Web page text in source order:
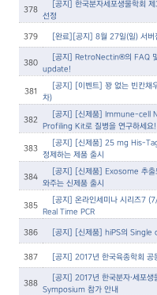
378
[공지] 한국분자세포생물학회 제
선정
379 [완료][공지] 8월 27일(일) 서버
380
[공지] RetroNectin®의 FAQ
update!
381
[공지] [이벤트] 꽝 없는 빈칸채
차)
382
[공지] [신제품] Immune-cell
Profiling Kit로 질병을 연구하세요!
383
[공지] [신제품] 25 mg His-
정제하는 제품 출시
384
[공지] [신제품] Exosome 추출
와주는 신제품 출시
385
[공지] 온라인세미나 시리즈7
Real Time PCR
386 [공지] [신제품] hiPS의 Single
387 [공지] 2017년 한국육종학회 공
388
[공지] 2017년 한국분자∙세포생
Symposium 참가 안내